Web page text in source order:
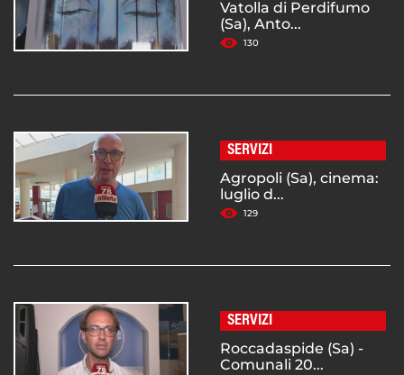
Vatolla di Perdifumo
(Sa), Anto...
130
SERVIZI
Agropoli (Sa), cinema:
luglio d...
129
SERVIZI
Roccadaspide (Sa) -
Comunali 20...